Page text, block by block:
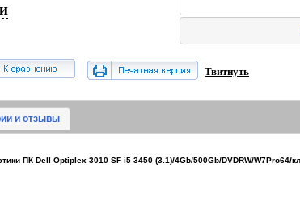
Твитнуть
и отзывы
ПК Dell Optiplex 3010 SF i5 3450 (3.1)/4Gb/500Gb/DVDRW/W7Pro64/